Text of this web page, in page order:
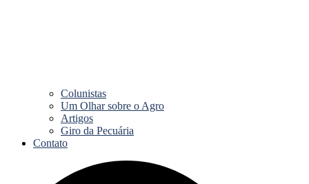
Colunistas
Um Olhar sobre o Agro
Artigos
Giro da Pecuária
Contato